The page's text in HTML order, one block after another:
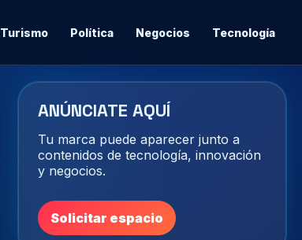
Turismo Política Negocios Tecnología
ANÚNCIATE AQUÍ
Tu marca puede aparecer junto a
contenidos de tecnología, innovación
y negocios.
Solicitar espacio